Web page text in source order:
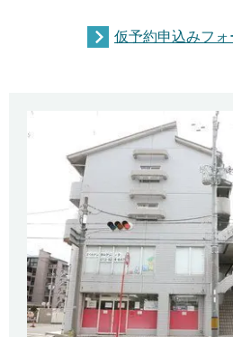
仮予約申込みフォ